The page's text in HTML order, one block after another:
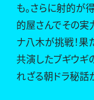
も。さらに射的が
的屋さんでその実
ナ八木が挑戦！果
共演したブギウギ
れざる朝ドラ秘話